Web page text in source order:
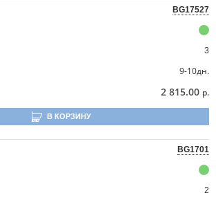
BG17527
3
9-10дн.
2 815.00 р.
В КОРЗИНУ
BG1701
2